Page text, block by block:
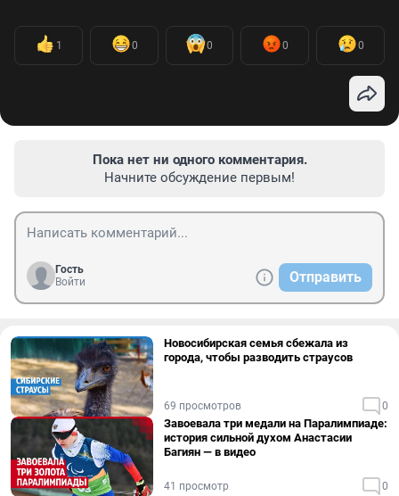
1 0 0 0 0
Пока нет ни одного комментария.
Начните обсуждение первым!
Гость
Войти
Отправить
Новосибирская семья сбежала из
города, чтобы разводить страусов
69 просмотров 0
Завоевала три медали на Паралимпиаде:
история сильной духом Анастасии
Багиян — в видео
41 просмотр 0